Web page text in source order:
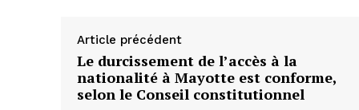
Article précédent
Le durcissement de l’accès à la
nationalité à Mayotte est conforme,
selon le Conseil constitutionnel